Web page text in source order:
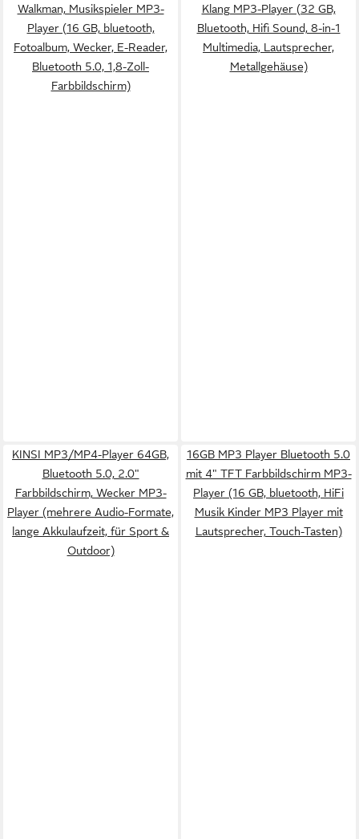
Walkman, Musikspieler MP3-
Player (16 GB, bluetooth,
Fotoalbum, Wecker, E-Reader,
Bluetooth 5.0, 1,8-Zoll-
Farbbildschirm)
Klang MP3-Player (32 GB,
Bluetooth, Hifi Sound, 8-in-1
Multimedia, Lautsprecher,
Metallgehäuse)
KINSI MP3/MP4-Player 64GB,
Bluetooth 5.0, 2.0"
Farbbildschirm, Wecker MP3-
Player (mehrere Audio-Formate,
lange Akkulaufzeit, für Sport &
Outdoor)
16GB MP3 Player Bluetooth 5.0
mit 4" TFT Farbbildschirm MP3-
Player (16 GB, bluetooth, HiFi
Musik Kinder MP3 Player mit
Lautsprecher, Touch-Tasten)